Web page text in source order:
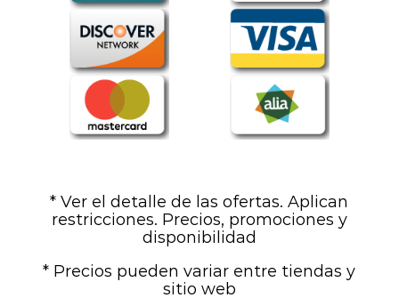
* Ver el detalle de las ofertas. Aplican
restricciones. Precios, promociones y
disponibilidad
* Precios pueden variar entre tiendas y
sitio web